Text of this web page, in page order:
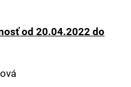
od 20.04.2022 do